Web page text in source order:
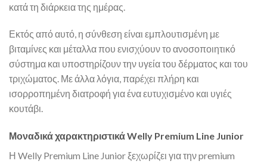
κατά τη διάρκεια της ημέρας.
Εκτός από αυτό, η σύνθεση είναι εμπλουτισμένη με
βιταμίνες και μέταλλα που ενισχύουν το ανοσοποιητικό
σύστημα και υποστηρίζουν την υγεία του δέρματος και του
τριχώματος. Με άλλα λόγια, παρέχει πλήρη και
ισορροπημένη διατροφή για ένα ευτυχισμένο και υγιές
κουτάβι.
Μοναδικά χαρακτηριστικά Welly Premium Line Junior
Η Welly Premium Line Junior ξεχωρίζει για την premium